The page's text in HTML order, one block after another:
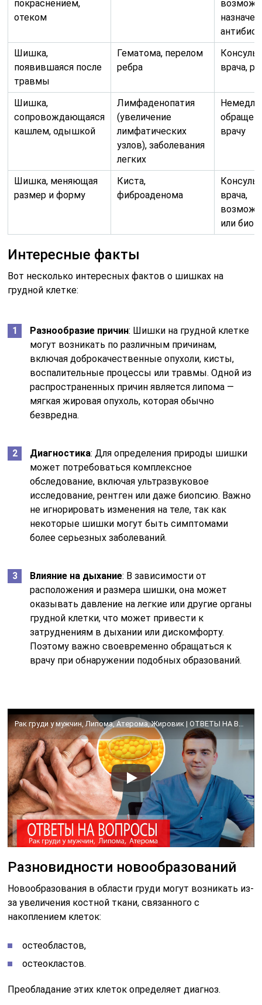
покраснением,
отеком
Шишка,
появившаяся после
травмы
Гематома, перелом
ребра
врача,
Шишка,
сопровождающаяся
кашлем, одышкой
Лимфаденопатия
(увеличение
лимфатических
узлов), заболевания
легких
врачу
Шишка, меняющая
размер и форму
Киста,
фиброаденома
врача,
или
Интересные факты
Вот несколько интересных фактов о шишках на
грудной клетке:
Разнообразие причин: Шишки на грудной клетке
могут возникать по различным причинам,
включая доброкачественные опухоли, кисты,
воспалительные процессы или травмы. Одной из
распространенных причин является липома —
мягкая жировая опухоль, которая обычно
безвредна.
Диагностика: Для определения природы шишки
может потребоваться комплексное
обследование, включая ультразвуковое
исследование, рентген или даже биопсию. Важно
не игнорировать изменения на теле, так как
некоторые шишки могут быть симптомами
более серьезных заболеваний.
Влияние на дыхание: В зависимости от
расположения и размера шишки, она может
оказывать давление на легкие или другие органы
грудной клетки, что может привести к
затруднениям в дыхании или дискомфорту.
Поэтому важно своевременно обращаться к
врачу при обнаружении подобных образований.
Разновидности новообразований
Новообразования в области груди могут возникать из-
за увеличения костной ткани, связанного с
накоплением клеток:
остеобластов,
остеокластов.
Преобладание этих клеток определяет диагноз.